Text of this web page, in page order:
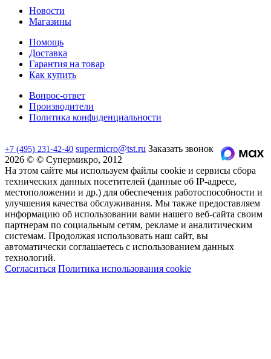
Новости
Магазины
Помощь
Доставка
Гарантия на товар
Как купить
Вопрос-ответ
Производители
Политика конфиденциальности
+7 (495) 231-42-40 supermicro@tst.ru Заказать звонок
2026 © © Супермикро, 2012
На этом сайте мы используем файлы cookie и сервисы сбора
технических данных посетителей (данные об IP-адресе,
местоположении и др.) для обеспечения работоспособности и
улучшения качества обслуживания. Мы также предоставляем
информацию об использовании вами нашего веб-сайта своим
партнерам по социальным сетям, рекламе и аналитическим
системам. Продолжая использовать наш сайт, вы
автоматически соглашаетесь с использованием данных
технологий.
Согласиться Политика использования cookie